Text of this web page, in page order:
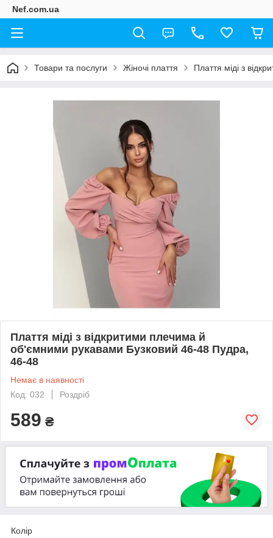
Nef.com.ua
Товари та послуги Жіночі плаття Плаття міді з
Плаття міді з відкритими плечима й
об'ємними рукавами Бузковий 46-48 Пудра,
46-48
Немає в наявності
Код: 032
Роздріб
589 ₴
Колір